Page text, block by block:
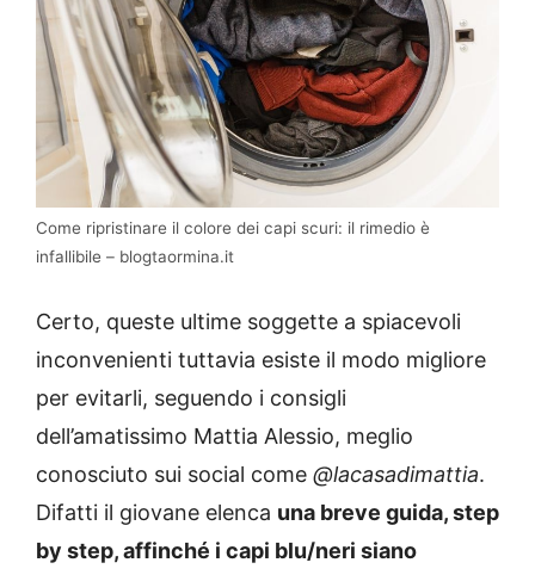
Come ripristinare il colore dei capi scuri: il rimedio è
infallibile – blogtaormina.it
Certo, queste ultime soggette a spiacevoli
inconvenienti tuttavia esiste il modo migliore
per evitarli, seguendo i consigli
dell’amatissimo Mattia Alessio, meglio
conosciuto sui social come @lacasadimattia.
Difatti il giovane elenca una breve guida, step
by step, affinché i capi blu/neri siano